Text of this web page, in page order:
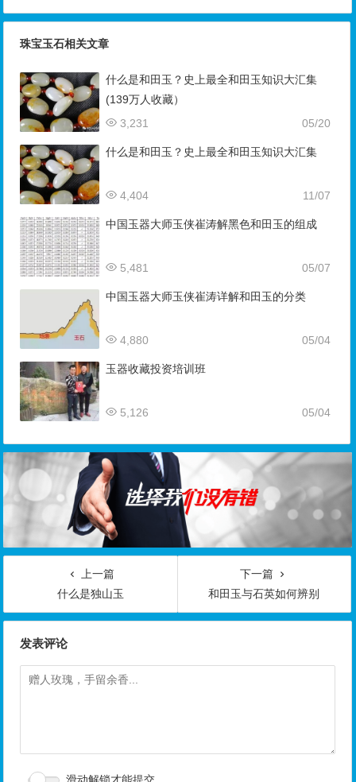
珠宝玉石相关文章
什么是和田玉？史上最全和田玉知识大汇集
(139万人收藏）
05/20
3,231
什么是和田玉？史上最全和田玉知识大汇集
11/07
4,404
中国玉器大师玉侠崔涛解黑色和田玉的组成
05/07
5,481
中国玉器大师玉侠崔涛详解和田玉的分类
05/04
4,880
玉器收藏投资培训班
05/04
5,126
上一篇
什么是独山玉
下一篇
和田玉与石英如何辨别
发表评论